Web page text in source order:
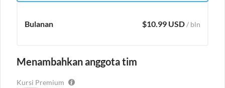
Bulanan $10.99 USD/ bln
Menambahkan anggota tim
Kursi Premium